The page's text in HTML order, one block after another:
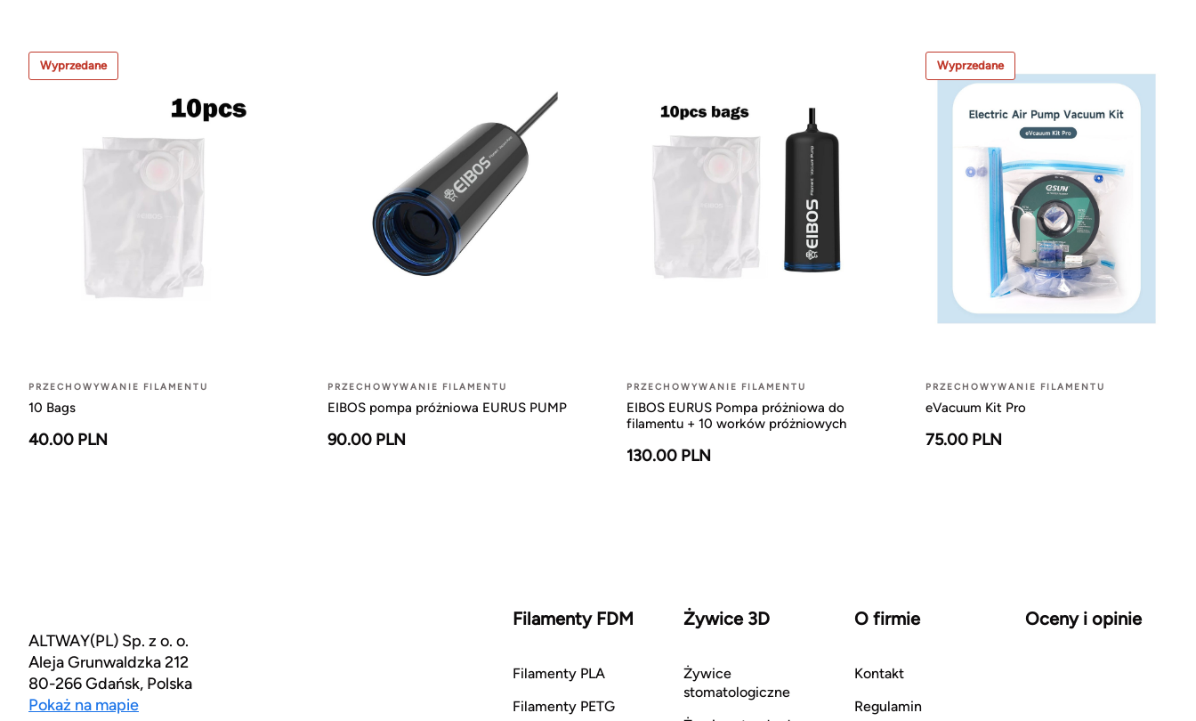
Wyprzedane
PRZECHOWYWANIE FILAMENTU
10 Bags
40.00 PLN
PRZECHOWYWANIE FILAMENTU
EIBOS pompa próżniowa EURUS PUMP
90.00 PLN
PRZECHOWYWANIE FILAMENTU
EIBOS EURUS Pompa próżniowa do
filamentu + 10 worków próżniowych
130.00 PLN
Wyprzedane
PRZECHOWYWANIE FILAMENTU
eVacuum Kit Pro
75.00 PLN
ALTWAY(PL) Sp. z o. o.
Aleja Grunwaldzka 212
80-266 Gdańsk, Polska
Pokaż na mapie
Filamenty FDM
Filamenty PLA
Filamenty PETG
Żywice 3D
Żywice
stomatologiczne
O firmie
Kontakt
Regulamin
Oceny i opinie